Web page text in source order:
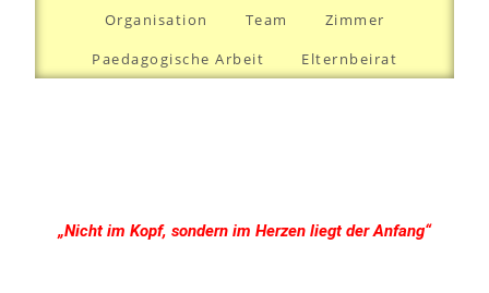
Organisation Team
Zimmer
Paedagogische Arbeit
Elternbeirat
„Nicht im Kopf, sondern im Herzen liegt der Anfang“